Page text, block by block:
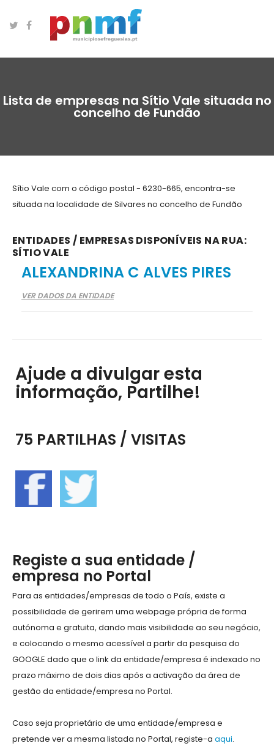
Lista de empresas na Sítio Vale situada no
concelho de Fundão
Sítio Vale com o código postal - 6230-665, encontra-se
situada na localidade de Silvares no concelho de Fundão
ENTIDADES / EMPRESAS DISPONÍVEIS NA RUA:
SÍTIO VALE
ALEXANDRINA C ALVES PIRES
VER DADOS DA ENTIDADE
Ajude a divulgar esta
informação, Partilhe!
75 PARTILHAS / VISITAS
Registe a sua entidade /
empresa no Portal
Para as entidades/empresas de todo o País, existe a
possibilidade de gerirem uma webpage própria de forma
autónoma e gratuita, dando mais visibilidade ao seu negócio,
e colocando o mesmo acessível a partir da pesquisa do
GOOGLE dado que o link da entidade/empresa é indexado no
prazo máximo de dois dias após a activação da área de
gestão da entidade/empresa no Portal.
Caso seja proprietário de uma entidade/empresa e
pretende ver a mesma listada no Portal, registe-a aqui.